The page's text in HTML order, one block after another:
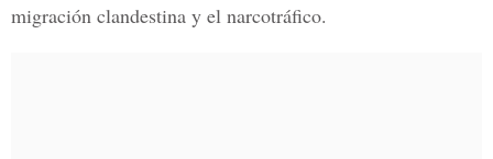
migración clandestina y el narcotráfico.